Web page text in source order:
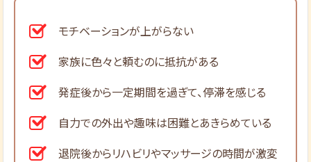
モチベーションが上がらない
家族に色々と頼むのに抵抗がある
発症後から一定期間を過ぎて、停滞を感じる
自力での外出や趣味は困難とあきらめている
退院後からリハビリやマッサージの時間が激変